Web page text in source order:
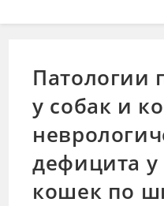
Патологии
у собак и
дефицита у
кошек по